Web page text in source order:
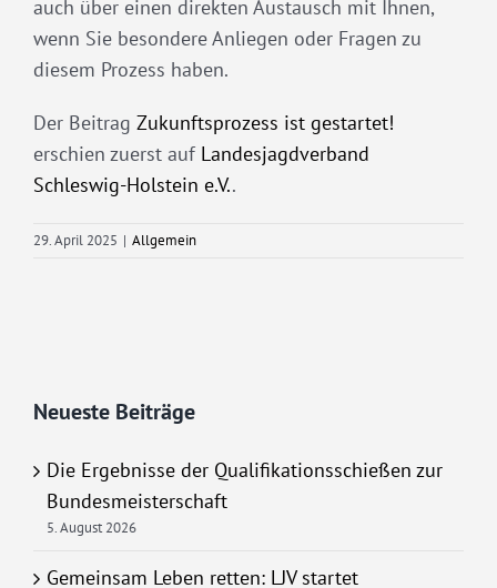
auch über einen direkten Austausch mit Ihnen,
wenn Sie besondere Anliegen oder Fragen zu
diesem Prozess haben.
Der Beitrag Zukunftsprozess ist gestartet!
erschien zuerst auf Landesjagdverband
Schleswig-Holstein e.V..
29. April 2025 | Allgemein
Neueste Beiträge
Die Ergebnisse der Qualifikationsschießen zur
Bundesmeisterschaft
5. August 2026
Gemeinsam Leben retten: LJV startet